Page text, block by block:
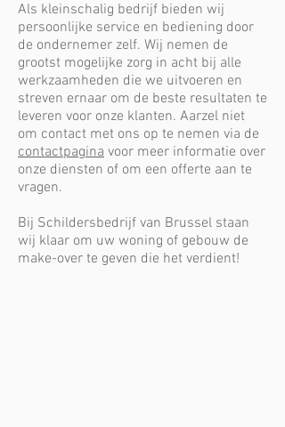
Als kleinschalig bedrijf bieden wij
persoonlijke service en bediening door
de ondernemer zelf. Wij nemen de
grootst mogelijke zorg in acht bij alle
werkzaamheden die we uitvoeren en
streven ernaar om de beste resultaten te
leveren voor onze klanten. Aarzel niet
om contact met ons op te nemen via de
contactpagina voor meer informatie over
onze diensten of om een offerte aan te
vragen.
Bij Schildersbedrijf van Brussel staan
wij klaar om uw woning of gebouw de
make-over te geven die het verdient!